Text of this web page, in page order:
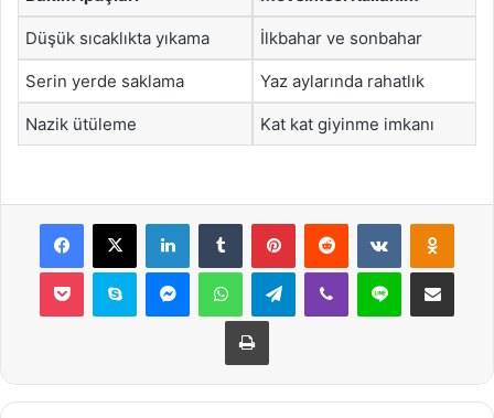
Düşük sıcaklıkta yıkama İlkbahar ve sonbahar
Serin yerde saklama Yaz aylarında rahatlık
Nazik ütüleme Kat kat giyinme imkanı
Facebook
X LinkedInTumblr PinterestReddit VKontakte
Pocket Skype MessengerWhatsAppTelegramViber Line E-Posta ile
Yazdır